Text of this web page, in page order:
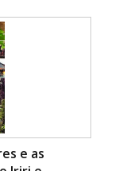
e as